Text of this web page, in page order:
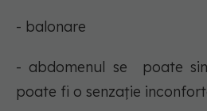
- balonare
- abdomenul se poate
poate fi o senzație